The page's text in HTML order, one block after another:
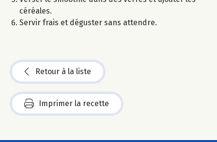
céréales.
Servir frais et déguster sans attendre.
Retour à la liste
Imprimer la recette